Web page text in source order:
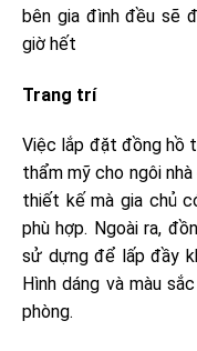
bên gia đình đều sẽ
giờ hết
Trang trí
Việc lắp đặt đồng hồ
thẩm mỹ cho ngôi
thiết kế mà gia chủ
phù hợp. Ngoài ra,
sử dựng để lấp đầy
Hình dáng và màu
phòng.